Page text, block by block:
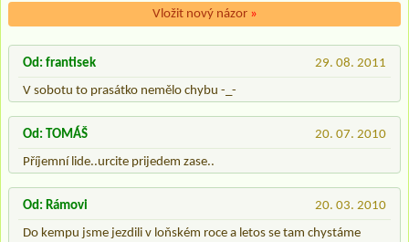
Vložit nový názor »
29. 08. 2011
Od: frantisek
V sobotu to prasátko nemělo chybu -_-
20. 07. 2010
Od: TOMÁŠ
Příjemní lide..urcite prijedem zase..
20. 03. 2010
Od: Rámovi
Do kempu jsme jezdili v loňském roce a letos se tam chystáme